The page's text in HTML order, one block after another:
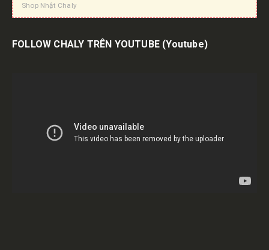
Shop Nhật Chaly
FOLLOW CHALY TRÊN YOUTUBE (Youtube)